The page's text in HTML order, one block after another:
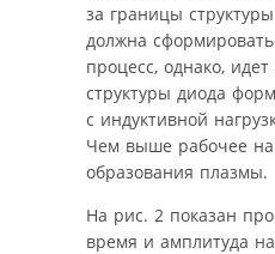
за границы
должна
процесс, однако,
структуры диода
с индуктивной
Чем выше рабочее
образования плазмы.
На рис. 2 показан
время и амплитуда